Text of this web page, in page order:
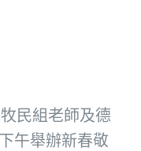
民組老師及德
午舉辦新春敬